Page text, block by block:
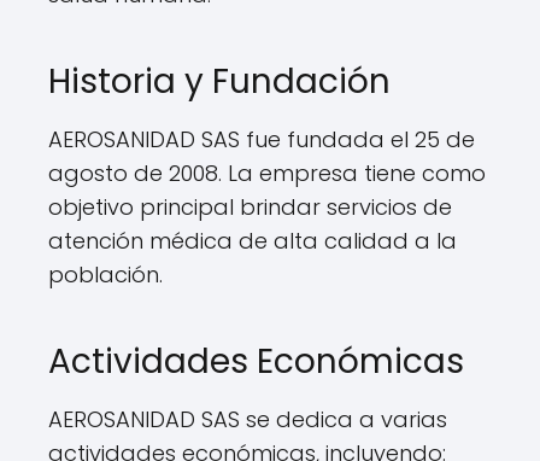
Historia y Fundación
AEROSANIDAD SAS fue fundada el 25 de
agosto de 2008. La empresa tiene como
objetivo principal brindar servicios de
atención médica de alta calidad a la
población.
Actividades Económicas
AEROSANIDAD SAS se dedica a varias
actividades económicas, incluyendo: